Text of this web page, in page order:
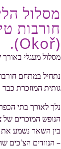
מסלול
חורבות
(Okoř).
מסלול מעגלי באורך של 8.6 ק"מ, כ-
נתחיל במתחם
גותית המוזכרת כבר ב-
נלך לאורך בתי
הנופש המוכרים
בין השאר נשמע
– הנוודים הצ'כים